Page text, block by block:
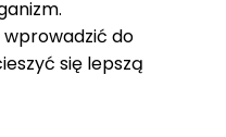
do
się lepszą